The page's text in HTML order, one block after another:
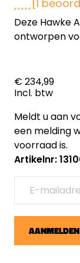
[1
Deze Hawke
ontworpen
€ 234,99
Incl. btw
Meldt u aan
een melding
voorraad is.
Artikelnr: